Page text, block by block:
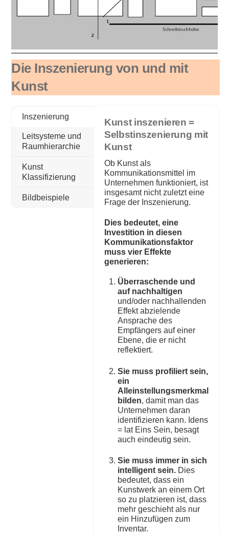
Die Inszenierung von und mit
Kunst
Inszenierung
Leitsysteme und
Raumhierarchie
Kunst
Klassifizierung
Bildbeispiele
Kunst inszenieren =
Selbstinszenierung mit
Kunst
Ob Kunst als
Kommunikationsmittel im
Unternehmen funktioniert, ist
insgesamt nicht zuletzt eine
Frage der Inszenierung.
Dies bedeutet, eine
Investition in diesen
Kommunikationsfaktor
muss vier Effekte
generieren:
Überraschende und
auf nachhaltigen
und/oder nachhallenden
Effekt abzielende
Ansprache des
Empfängers auf einer
Ebene, die er nicht
reflektiert.
Sie muss profiliert sein,
ein
Alleinstellungsmerkmal
bilden, damit man das
Unternehmen daran
identifizieren kann. Idens
= lat Eins Sein, besagt
auch eindeutig sein.
Sie muss immer in sich
intelligent sein.Dies
bedeutet, dass ein
Kunstwerk an einem Ort
so zu platzieren ist, dass
mehr geschieht als nur
ein Hinzufügen zum
Inventar.